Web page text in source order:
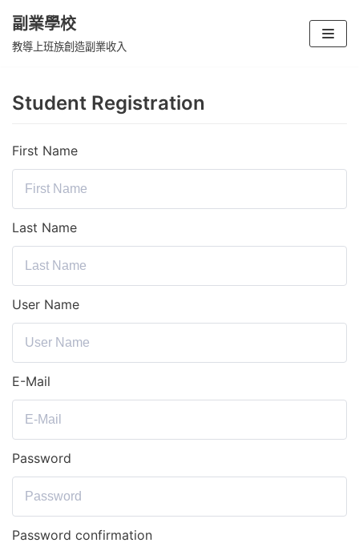
Skip
副業學校
教導上班族創造副業收入
Student Registration
First Name
Last Name
User Name
E-Mail
Password
Password confirmation